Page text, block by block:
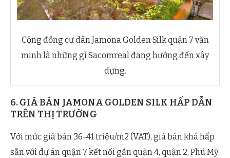
Cộng đồng cư dân Jamona Golden Silk quận 7 văn
minh là những gì Sacomreal đang hướng đến xây
dựng.
6. GIÁ BÁN JAMONA GOLDEN SILK HẤP DẪN
TRÊN THỊ TRƯỜNG
Với mức giá bán 36-41 triệu/m2 (VAT), giá bán khá hấp
sẫn với dự án quận 7 kết nối gần quận 4, quận 2, Phú Mỹ